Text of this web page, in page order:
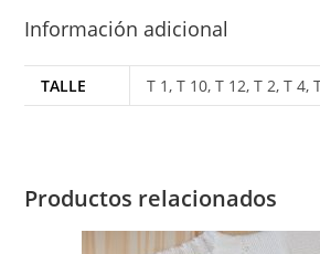
Información adicional
TALLE T 1, T 10, T 12, T 2, T 4,
Productos relacionados